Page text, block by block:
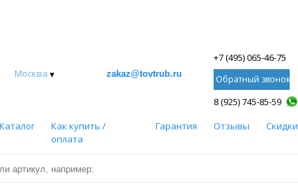
Москва ▾ zakaz@tovtrub.ru
+7 (495) 065-46-75
Обратный звонок
8 (925) 745-85-59
Каталог
Как купить /
оплата
Гарантия Отзывы Скидки